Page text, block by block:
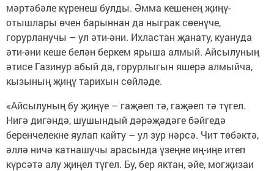
мәртәбәле күренеш булды. Әмма кешенең җиңү-
отышлары өчен барыннан да ныграк сөенүче,
горурланучы – ул әти-әни. Ихластан җанату, куануда
әти-әни кеше белән беркем ярыша алмый. Айсылуның
әтисе Газинур абый да, горурлыгын яшерә алмыйча,
кызының җиңү тарихын сөйләде.
«Айсылуның бу җиңүе – гаҗәеп тә, гаҗәеп тә түгел.
Нигә дигәндә, шушындый дәрәҗәдәге бәйгедә
беренчелекне яулап кайту – ул зур нәрсә. Чит төбәктә,
әллә ничә катнашучы арасында үзеңне иң-иңе итеп
күрсәтә алу җиңел түгел. Бу, бер яктан, әйе, могҗизаи